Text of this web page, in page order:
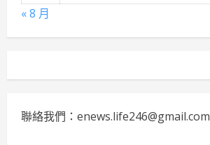
« 8 月
聯絡我們：enews.life246@gmail.com